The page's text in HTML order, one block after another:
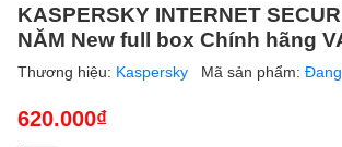
KASPERSKY INTERNET
NĂM New full box Chính hãng
Thương hiệu: Kaspersky Mã sản phẩm:
620.000₫